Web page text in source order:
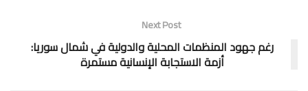
Next Post
رغم جهود المنظمات المحلية والدولية في شمال سوريا:
أزمة الاستجابة الإنسانية مستمرة